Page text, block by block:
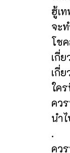
ฮู้เ
จะ
โช
เกี่
เกี่
ใค
คว
นำ
.
คว